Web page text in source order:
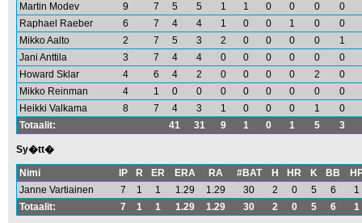
Martin Modev
9 7 5 5 1 1 0 0 0
0
Raphael Raeber
6 7 4 4 1 0 0 1 0
0
Mikko Aalto
2 7 5 3 2 0 0 0 0
1
Jani Anttila
3 7 4 4 0 0 0 0 0
0
Howard Sklar
4 6 4 2 0 0 0 0 2
0
Mikko Reinman
4 1 0 0 0 0 0 0 0
0
Heikki Valkama
8 7 4 3 1 0 0 0 1
0
Totaalit:
41 31 9 1 0 1 5 3
Sy�tt�
Nimi IP R ER ERA RA #BAT H HR K BB
Janne Vartiainen
7 1 1 1.29 1.29 30 2 0 5 6
1
Totaalit:
7 1 1 1.29 1.29 30 2 0 5 6 1